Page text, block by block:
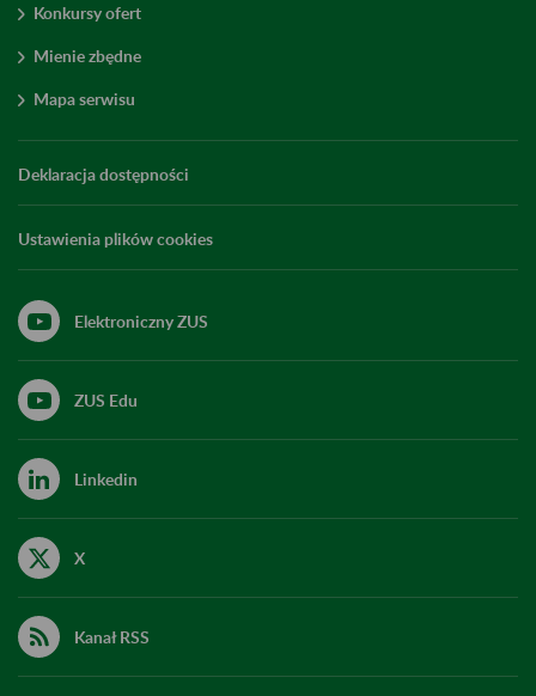
Konkursy ofert
Mienie zbędne
Mapa serwisu
Deklaracja dostępności
Ustawienia plików cookies
Elektroniczny ZUS
ZUS Edu
Linkedin
X
Kanał RSS